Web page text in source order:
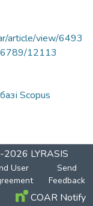
article/view/6493
12113
Scopus
2026 LYRASIS
User
Send
Feedback
COAR Notify